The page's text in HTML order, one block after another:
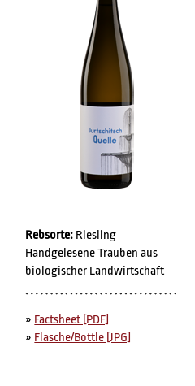
Rebsorte: Riesling
Handgelesene Trauben aus
biologischer Landwirtschaft
» Factsheet [PDF]
» Flasche/Bottle [JPG]